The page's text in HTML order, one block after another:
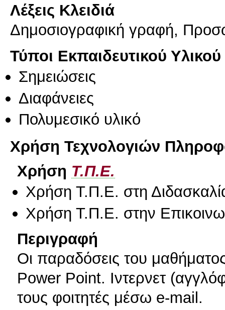
Λέξεις Κλειδιά
Δημοσιογραφική γραφή,
Τύποι Εκπαιδευτικού Υλικού
Σημειώσεις
Διαφάνειες
Πολυμεσικό υλικό
Χρήση Τεχνολογιών
Χρήση Τ.Π.Ε.
Χρήση Τ.Π.Ε. στη
Χρήση Τ.Π.Ε. στην
Περιγραφή
Οι παραδόσεις του
Power Point. Ιντερνετ
τους φοιτητές μέσω e-mail.